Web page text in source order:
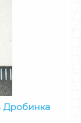
Дробинка